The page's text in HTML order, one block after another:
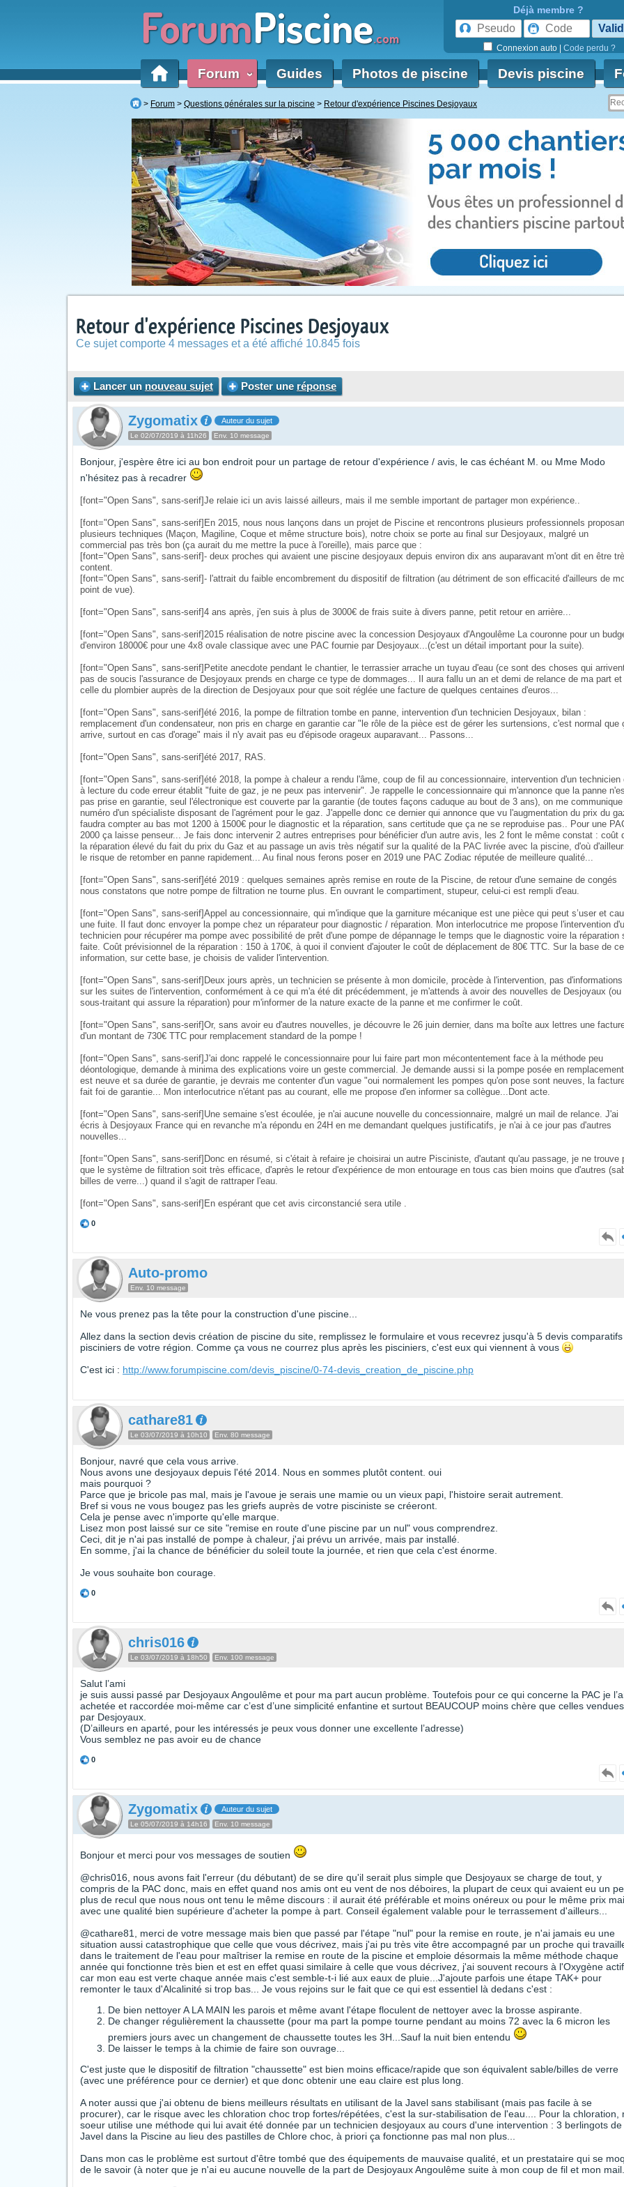
ForumPiscine.com
Déjà membre ?
Connexion auto Code perdu ?
Forum ‹ Guides Photos de piscine Devis piscine
Forum Questions générales sur la piscine Retour d'expérience Piscines Desjoyaux
Retour d'expérience Piscines Desjoyaux
Ce sujet comporte 4 messages et a été affiché 10.845 fois
Lancer un nouveau sujet Poster une réponse
Zygomatix Auteur du sujet
Le 02/07/2019 à 11h26 Env. 10 message
Bonjour, j'espère être ici au bon endroit pour un partage de retour d'expérience / avis, le cas échéant M. ou Mme Modo
n'hésitez pas à recadrer
[font="Open Sans", sans-serif]Je relaie ici un avis laissé ailleurs, mais il me semble important de partager mon expérience..
[font="Open Sans", sans-serif]En 2015, nous nous lançons dans un projet de Piscine et rencontrons plusieurs professionnels
plusieurs techniques (Maçon, Magiline, Coque et même structure bois), notre choix se porte au final sur Desjoyaux, malgré un
commercial pas très bon (ça aurait du me mettre la puce à l'oreille), mais parce que :
[font="Open Sans", sans-serif]- deux proches qui avaient une piscine desjoyaux depuis environ dix ans auparavant m'ont dit en être
content.
[font="Open Sans", sans-serif]- l'attrait du faible encombrement du dispositif de filtration (au détriment de son efficacité d'ailleurs de
point de vue).
[font="Open Sans", sans-serif]4 ans après, j'en suis à plus de 3000€ de frais suite à divers panne, petit retour en arrière...
[font="Open Sans", sans-serif]2015 réalisation de notre piscine avec la concession Desjoyaux d'Angoulême La couronne pour un
d'environ 18000€ pour une 4x8 ovale classique avec une PAC fournie par Desjoyaux...(c'est un détail important pour la suite).
[font="Open Sans", sans-serif]Petite anecdote pendant le chantier, le terrassier arrache un tuyau d'eau (ce sont des choses qui
pas de soucis l'assurance de Desjoyaux prends en charge ce type de dommages... Il aura fallu un an et demi de relance de ma part et
celle du plombier auprès de la direction de Desjoyaux pour que soit réglée une facture de quelques centaines d'euros...
[font="Open Sans", sans-serif]été 2016, la pompe de filtration tombe en panne, intervention d'un technicien Desjoyaux, bilan :
remplacement d'un condensateur, non pris en charge en garantie car "le rôle de la pièce est de gérer les surtensions, c'est normal que
arrive, surtout en cas d'orage" mais il n'y avait pas eu d'épisode orageux auparavant... Passons...
[font="Open Sans", sans-serif]été 2017, RAS.
[font="Open Sans", sans-serif]été 2018, la pompe à chaleur a rendu l'âme, coup de fil au concessionnaire, intervention d'un technicien
à lecture du code erreur établit "fuite de gaz, je ne peux pas intervenir". Je rappelle le concessionnaire qui m'annonce que la panne
pas prise en garantie, seul l'électronique est couverte par la garantie (de toutes façons caduque au bout de 3 ans), on me
numéro d'un spécialiste disposant de l'agrément pour le gaz. J'appelle donc ce dernier qui annonce que vu l'augmentation du prix du
faudra compter au bas mot 1200 à 1500€ pour le diagnostic et la réparation, sans certitude que ça ne se reproduise pas.. Pour une
2000 ça laisse penseur... Je fais donc intervenir 2 autres entreprises pour bénéficier d'un autre avis, les 2 font le même constat : coût
la réparation élevé du fait du prix du Gaz et au passage un avis très négatif sur la qualité de la PAC livrée avec la piscine, d'où
le risque de retomber en panne rapidement... Au final nous ferons poser en 2019 une PAC Zodiac réputée de meilleure qualité...
[font="Open Sans", sans-serif]été 2019 : quelques semaines après remise en route de la Piscine, de retour d'une semaine de congés
nous constatons que notre pompe de filtration ne tourne plus. En ouvrant le compartiment, stupeur, celui-ci est rempli d'eau.
[font="Open Sans", sans-serif]Appel au concessionnaire, qui m'indique que la garniture mécanique est une pièce qui peut s’user et
une fuite. Il faut donc envoyer la pompe chez un réparateur pour diagnostic / réparation. Mon interlocutrice me propose l'intervention
technicien pour récupérer ma pompe avec possibilité de prêt d'une pompe de dépannage le temps que le diagnostic voire la réparation
faite. Coût prévisionnel de la réparation : 150 à 170€, à quoi il convient d'ajouter le coût de déplacement de 80€ TTC. Sur la base de
information, sur cette base, je choisis de valider l'intervention.
[font="Open Sans", sans-serif]Deux jours après, un technicien se présente à mon domicile, procède à l'intervention, pas d'informations
sur les suites de l'intervention, conformément à ce qui m'a été dit précédemment, je m'attends à avoir des nouvelles de Desjoyaux (ou
sous-traitant qui assure la réparation) pour m'informer de la nature exacte de la panne et me confirmer le coût.
[font="Open Sans", sans-serif]Or, sans avoir eu d'autres nouvelles, je découvre le 26 juin dernier, dans ma boîte aux lettres une
d'un montant de 730€ TTC pour remplacement standard de la pompe !
[font="Open Sans", sans-serif]J'ai donc rappelé le concessionnaire pour lui faire part mon mécontentement face à la méthode peu
déontologique, demande à minima des explications voire un geste commercial. Je demande aussi si la pompe posée en remplacement
est neuve et sa durée de garantie, je devrais me contenter d'un vague "oui normalement les pompes qu'on pose sont neuves, la
fait foi de garantie... Mon interlocutrice n'étant pas au courant, elle me propose d'en informer sa collègue...Dont acte.
[font="Open Sans", sans-serif]Une semaine s'est écoulée, je n'ai aucune nouvelle du concessionnaire, malgré un mail de relance. J'ai
écris à Desjoyaux France qui en revanche m'a répondu en 24H en me demandant quelques justificatifs, je n'ai à ce jour pas d'autres
nouvelles...
[font="Open Sans", sans-serif]Donc en résumé, si c'était à refaire je choisirai un autre Pisciniste, d'autant qu'au passage, je ne trouve
que le système de filtration soit très efficace, d'après le retour d'expérience de mon entourage en tous cas bien moins que d'autres
billes de verre...) quand il s'agit de rattraper l'eau.
[font="Open Sans", sans-serif]En espérant que cet avis circonstancié sera utile .
0
Auto-promo
Env. 10 message
Ne vous prenez pas la tête pour la construction d'une piscine...
Allez dans la section devis création de piscine du site, remplissez le formulaire et vous recevrez jusqu'à 5 devis
pisciniers de votre région. Comme ça vous ne courrez plus après les pisciniers, c'est eux qui viennent à vous
C'est ici : http://www.forumpiscine.com/devis_piscine/0-74-devis_creation_de_piscine.php
cathare81
Le 03/07/2019 à 10h10 Env. 80 message
Bonjour, navré que cela vous arrive.
Nous avons une desjoyaux depuis l'été 2014. Nous en sommes plutôt content. oui
mais pourquoi ?
Parce que je bricole pas mal, mais je l'avoue je serais une mamie ou un vieux papi, l'histoire serait autrement.
Bref si vous ne vous bougez pas les griefs auprès de votre pisciniste se créeront.
Cela je pense avec n'importe qu'elle marque.
Lisez mon post laissé sur ce site "remise en route d'une piscine par un nul" vous comprendrez.
Ceci, dit je n'ai pas installé de pompe à chaleur, j'ai prévu un arrivée, mais par installé.
En somme, j'ai la chance de bénéficier du soleil toute la journée, et rien que cela c'est énorme.
Je vous souhaite bon courage.
0
chris016
Le 03/07/2019 à 18h50 Env. 100 message
Salut l’ami
je suis aussi passé par Desjoyaux Angoulême et pour ma part aucun problème. Toutefois pour ce qui concerne la PAC je
achetée et raccordée moi-même car c’est d’une simplicité enfantine et surtout BEAUCOUP moins chère que celles vendues
par Desjoyaux.
(D’ailleurs en aparté, pour les intéressés je peux vous donner une excellente l’adresse)
Vous semblez ne pas avoir eu de chance
0
Zygomatix Auteur du sujet
Le 05/07/2019 à 14h16 Env. 10 message
Bonjour et merci pour vos messages de soutien
@chris016, nous avons fait l'erreur (du débutant) de se dire qu'il serait plus simple que Desjoyaux se charge de tout, y
compris de la PAC donc, mais en effet quand nos amis ont eu vent de nos déboires, la plupart de ceux qui avaient eu un
plus de recul que nous nous ont tenu le même discours : il aurait été préférable et moins onéreux ou pour le même prix
avec une qualité bien supérieure d'acheter la pompe à part. Conseil également valable pour le terrassement d'ailleurs...
@cathare81, merci de votre message mais bien que passé par l'étape "nul" pour la remise en route, je n'ai jamais eu une
situation aussi catastrophique que celle que vous décrivez, mais j'ai pu très vite être accompagné par un proche qui
dans le traitement de l'eau pour maîtriser la remise en route de la piscine et emploie désormais la même méthode chaque
année qui fonctionne très bien et est en effet quasi similaire à celle que vous décrivez, j'ai souvent recours à l'Oxygène actif
car mon eau est verte chaque année mais c'est semble-t-i lié aux eaux de pluie...J'ajoute parfois une étape TAK+ pour
remonter le taux d'Alcalinité si trop bas... Je vous rejoins sur le fait que ce qui est essentiel là dedans c'est :
De bien nettoyer A LA MAIN les parois et même avant l'étape floculent de nettoyer avec la brosse aspirante.
De changer régulièrement la chaussette (pour ma part la pompe tourne pendant au moins 72 avec la 6 micron les
premiers jours avec un changement de chaussette toutes les 3H...Sauf la nuit bien entendu
De laisser le temps à la chimie de faire son ouvrage...
C'est juste que le dispositif de filtration "chaussette" est bien moins efficace/rapide que son équivalent sable/billes de verre
(avec une préférence pour ce dernier) et que donc obtenir une eau claire est plus long.
A noter aussi que j'ai obtenu de biens meilleurs résultats en utilisant de la Javel sans stabilisant (mais pas facile à se
procurer), car le risque avec les chloration choc trop fortes/répétées, c'est la sur-stabilisation de l'eau.... Pour la chloration,
soeur utilise une méthode qui lui avait été donnée par un technicien desjoyaux au cours d'une intervention : 3 berlingots de
Javel dans la Piscine au lieu des pastilles de Chlore choc, à priori ça fonctionne pas mal non plus...
Dans mon cas le problème est surtout d'être tombé que des équipements de mauvaise qualité, et un prestataire qui se
de le savoir (à noter que je n'ai eu aucune nouvelle de la part de Desjoyaux Angoulême suite à mon coup de fil et mon